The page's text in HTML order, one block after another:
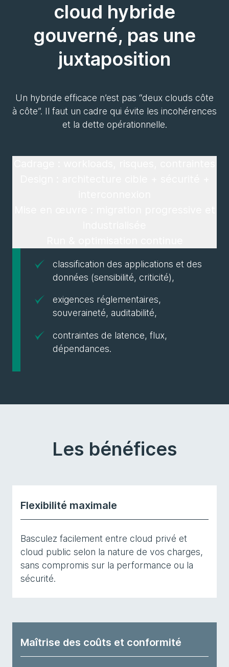
cloud hybride
gouverné, pas une
juxtaposition
Un hybride efficace n’est pas “deux clouds côte
à côte”. Il faut un cadre qui évite les incohérences
et la dette opérationnelle.
classification des applications et des
données (sensibilité, criticité),
exigences réglementaires,
souveraineté, auditabilité,
contraintes de latence, flux,
dépendances.
Les bénéfices
Flexibilité maximale
Basculez facilement entre cloud privé et
cloud public selon la nature de vos charges,
sans compromis sur la performance ou la
sécurité.
Maîtrise des coûts et conformité